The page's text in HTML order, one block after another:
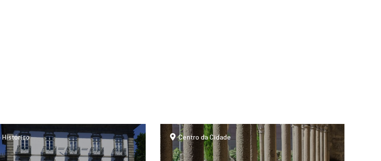
Histórico pageCentro da Cidade